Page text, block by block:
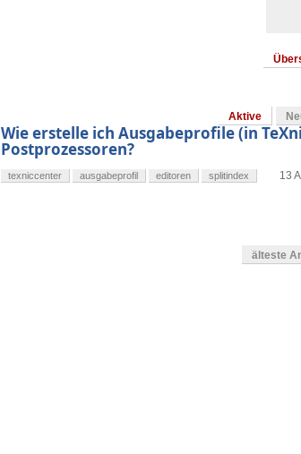
Aktive
Wie erstelle ich Ausgabeprofile (in
Postprozessoren?
13
texniccenter ausgabeprofil editoren splitindex
älteste